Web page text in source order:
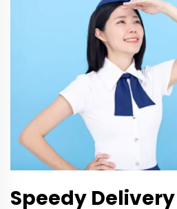
Speedy Delivery